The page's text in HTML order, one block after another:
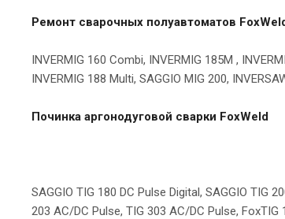
Ремонт сварочных полуавтоматов
INVERMIG 160 Combi, INVERMIG 185M ,
INVERMIG 188 Multi, SAGGIO MIG 200,
Починка аргонодуговой сварки FoxWeld
SAGGIO TIG 180 DC Pulse Digital, SAGGIO TIG
203 AC/DC Pulse, TIG 303 AC/DC Pulse,